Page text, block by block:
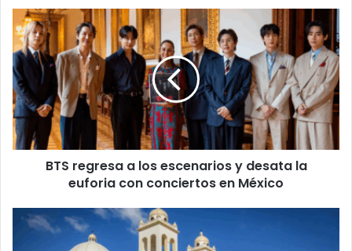
BTS
regresa
a
los
escenarios
y
desata
la
euforia
México
BTS regresa a los escenarios y desata la
euforia con conciertos en México
Turismo